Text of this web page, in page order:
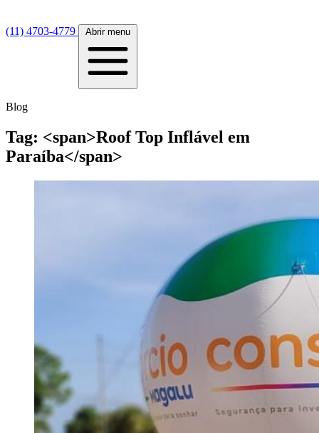
(11) 4703-4779 Abrir menu
Blog
Tag: <span>Roof Top Inflável em
Paraíba</span>